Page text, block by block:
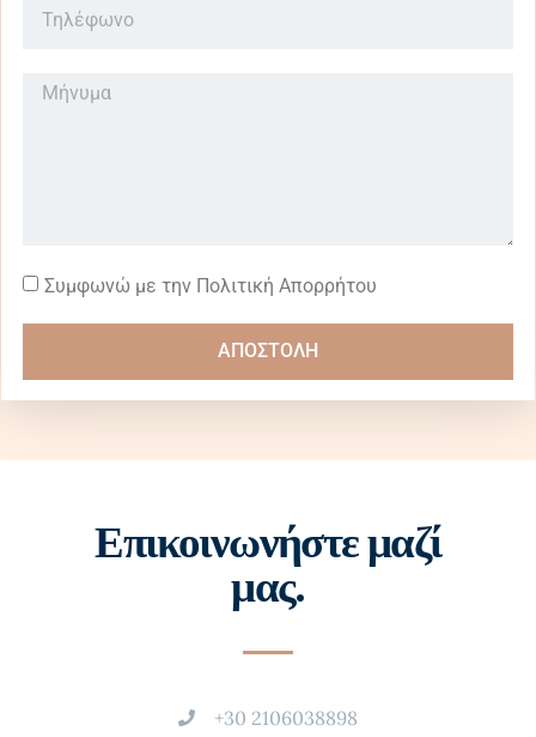
Συμφωνώ με την Πολιτική Απορρήτου
ΑΠΟΣΤΟΛΗ
Επικοινωνήστε μαζί
μας.
+30 2106038898